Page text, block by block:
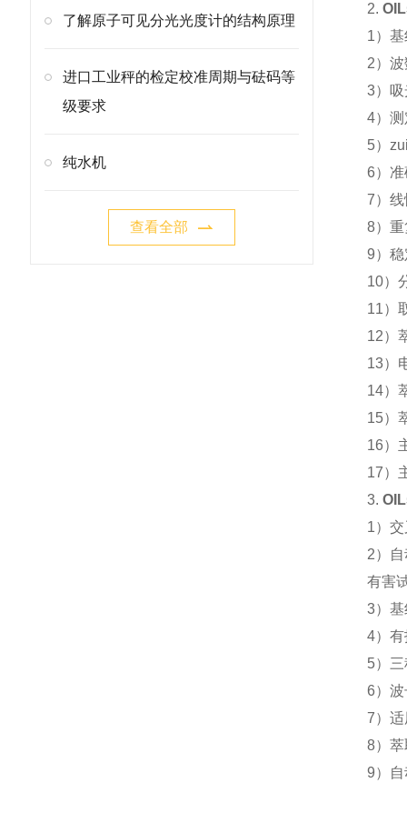
了解原子可见分光光度计的结构原理
进口工业秤的检定校准周期与砝码等
级要求
纯水机
查看全部
2.
1）
2）
3）
4）
5）
6）
7）
8）
9）
10）
11）
12）
13）
14）
15）
16）
17）
3.
1）
2）
有害
3）
4）
5）
6）
7）
8）
9）